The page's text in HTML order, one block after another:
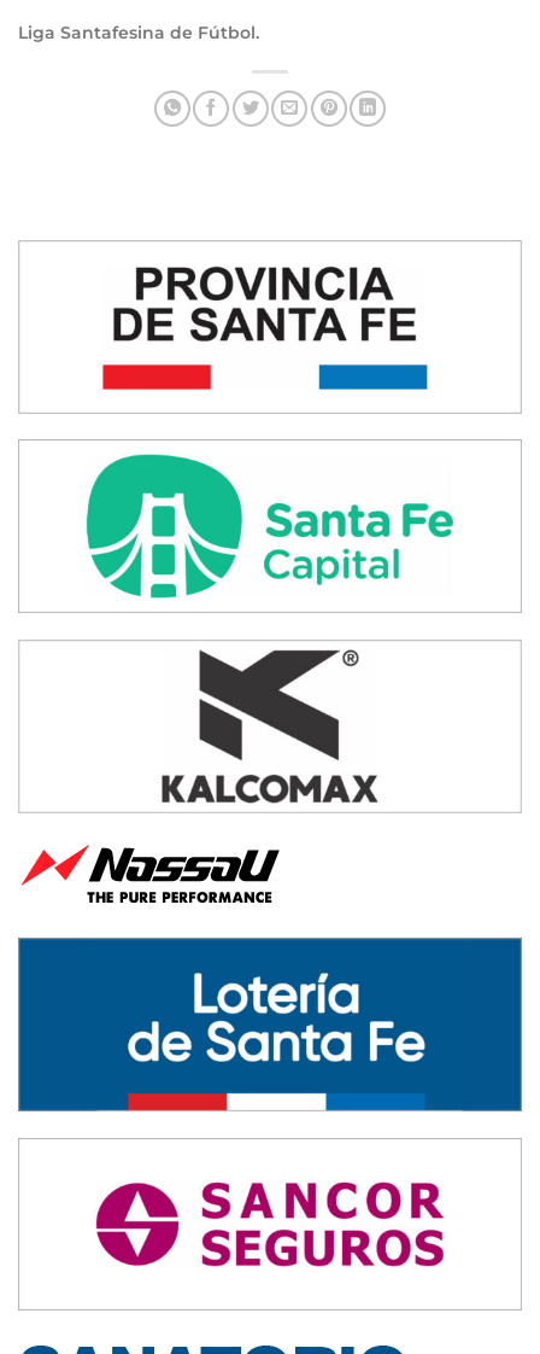
Liga Santafesina de Fútbol.